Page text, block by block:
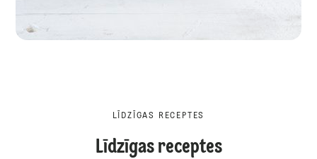
LĪDZĪGAS RECEPTES
Līdzīgas receptes